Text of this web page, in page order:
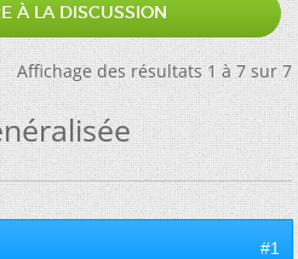
À LA DISCUSSION
Affichage des résultats 1 à 7 sur 7
#1